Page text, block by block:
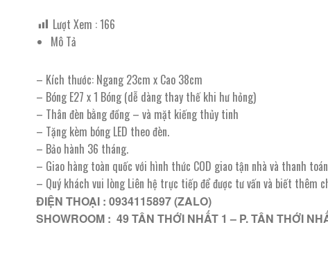
Lượt Xem :166
Mô Tả
– Kích thước: Ngang 23cm x Cao 38cm
– Bóng E27 x 1 Bóng (dễ dàng thay thế khi hư hỏng)
– Thân đèn bằng đồng – và mặt kiếng thủy tinh
– Tặng kèm bóng LED theo đèn.
– Bảo hành 36 tháng.
– Giao hàng toàn quốc với hình thức COD giao tận nhà và thanh
– Quý khách vui lòng Liên hệ trực tiếp để được tư vấn và biết thêm
ĐIỆN THOẠI : 0934115897 (ZALO)
SHOWROOM : 49 TÂN THỚI NHẤT 1 – P. TÂN THỚI